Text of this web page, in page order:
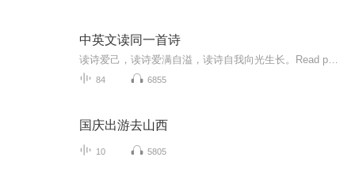
中英文读同一首诗
84 6855
国庆出游去山西
10 5805